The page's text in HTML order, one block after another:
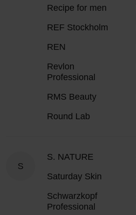
Recipe for men
REF Stockholm
REN
Revlon
Professional
RMS Beauty
Round Lab
S
S. NATURE
Saturday Skin
Schwarzkopf
Professional